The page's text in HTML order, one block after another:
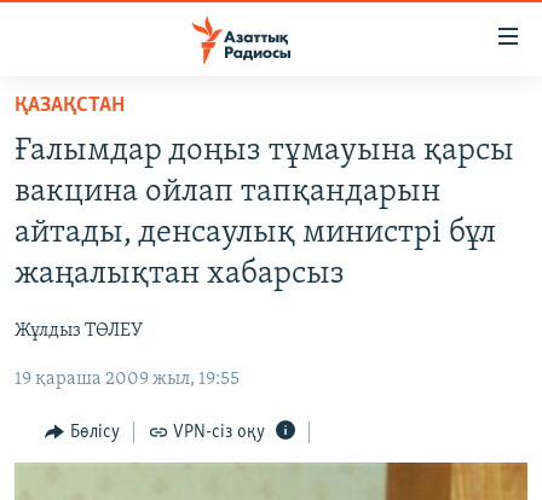
Skip
main
content
Skip
to
main
Skip
to
AZATTYQTV
ӘЛЕУМЕТ
ӘЛЕМ
АРНАЙЫ ЖОБАЛАР
ҚАЗАҚСТАН
Ғалымдар доңыз тұмауына қарсы
вакцина ойлап тапқандарын
айтады, денсаулық министрі бұл
жаңалықтан хабарсыз
Жұлдыз ТӨЛЕУ
19 қараша 2009 жыл, 19:55
Бөлісу VPN-сіз оқу